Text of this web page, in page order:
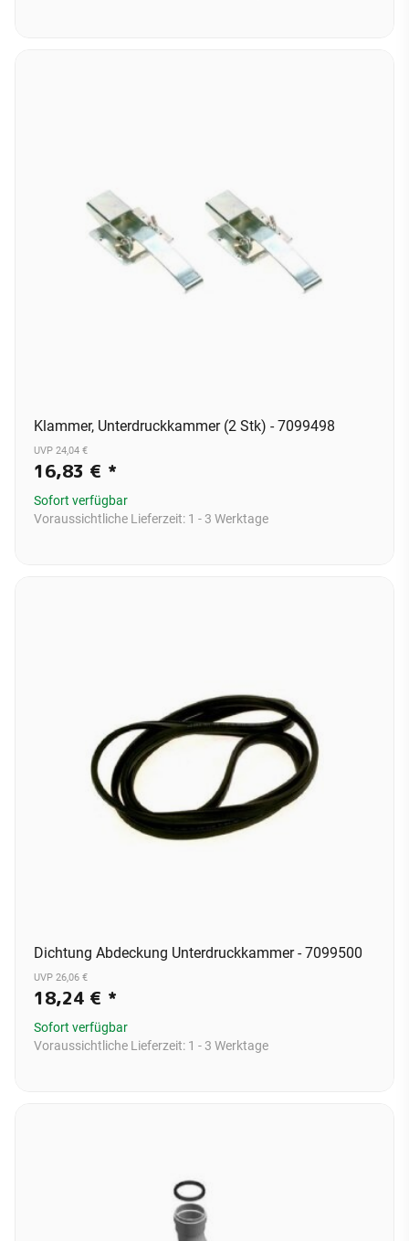
Klammer, Unterdruckkammer (2 Stk) - 7099498
UVP 24,04 €
16,83 € *
Sofort verfügbar
Voraussichtliche Lieferzeit: 1 - 3 Werktage
Dichtung Abdeckung Unterdruckkammer - 7099500
UVP 26,06 €
18,24 € *
Sofort verfügbar
Voraussichtliche Lieferzeit: 1 - 3 Werktage